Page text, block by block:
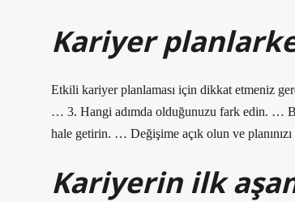
Kariyer
Etkili kariyer planlaması için dikkat etmeniz
… 3. Hangi adımda olduğunuzu fark edin. …
hale getirin. … Değişime açık olun ve
Kariyerin ilk